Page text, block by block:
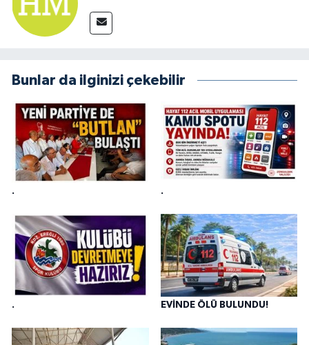
Bunlar da ilginizi çekebilir
. .
. EVİNDE ÖLÜ BULUNDU!